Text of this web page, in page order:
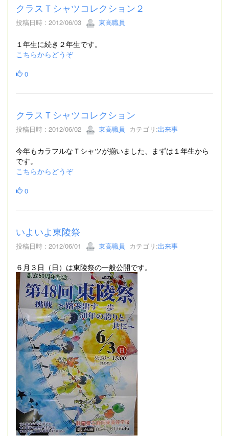
クラスＴシャツコレクション２
投稿日時 : 2012/06/03 東高職員
１年生に続き２年生です。
こちらからどうぞ
0
クラスＴシャツコレクション
投稿日時 : 2012/06/02 東高職員 カテゴリ:出来事
今年もカラフルなＴシャツが揃いました、まずは１年生から
です。
こちらからどうぞ
0
いよいよ東陵祭
投稿日時 : 2012/06/01 東高職員 カテゴリ:出来事
６月３日（日）は東陵祭の一般公開です。